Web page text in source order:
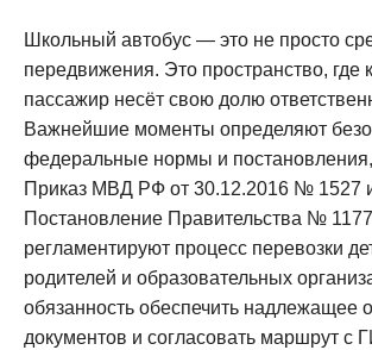
Школьный автобус — это не просто
передвижения. Это пространство, где
пассажир несёт свою долю
Важнейшие моменты определяют
федеральные нормы и постановления,
Приказ МВД РФ от 30.12.2016 № 1527
Постановление Правительства №
регламентируют процесс перевозки
родителей и образовательных
обязанность обеспечить надлежащее
документов и согласовать маршрут с